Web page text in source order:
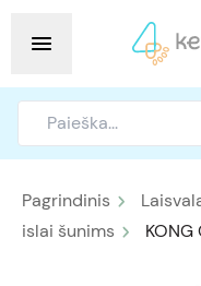
Pagrindinis
islai šunims